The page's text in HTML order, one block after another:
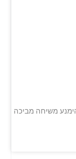
משיחה מביכה